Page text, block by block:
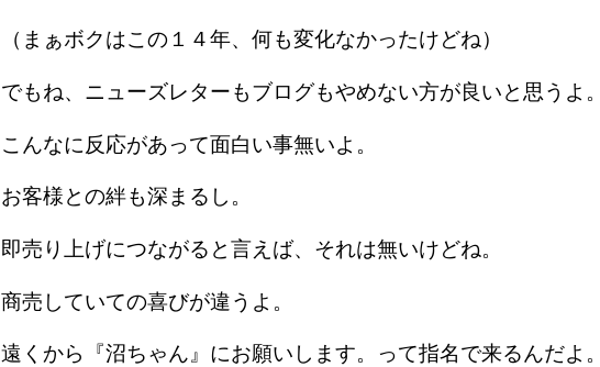
（まぁボクはこの１４年、何も変化なかったけどね）
でもね、ニューズレターもブログもやめない方が良いと思うよ
こんなに反応があって面白い事無いよ。
お客様との絆も深まるし。
即売り上げにつながると言えば、それは無いけどね。
商売していての喜びが違うよ。
遠くから『沼ちゃん』にお願いします。って指名で来るんだよ